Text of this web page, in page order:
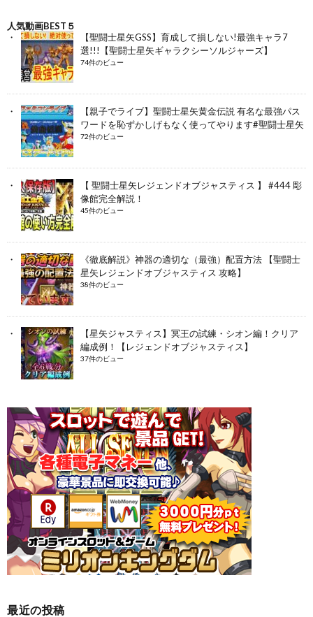
人気動画BEST５
【聖闘士星矢GSS】育成して損しない!最強キャラ7
選!!!【聖闘士星矢ギャラクシーソルジャーズ】
74件のビュー
【親子でライブ】聖闘士星矢黄金伝説 有名な最強パス
ワードを恥ずかしげもなく使ってやります#聖闘士星矢
72件のビュー
【 聖闘士星矢レジェンドオブジャスティス 】 #444 彫
像館完全解説！
45件のビュー
《徹底解説》神器の適切な（最強）配置方法 【聖闘士
星矢レジェンドオブジャスティス 攻略】
38件のビュー
【星矢ジャスティス】冥王の試練・シオン編！クリア
編成例！【レジェンドオブジャスティス】
37件のビュー
最近の投稿